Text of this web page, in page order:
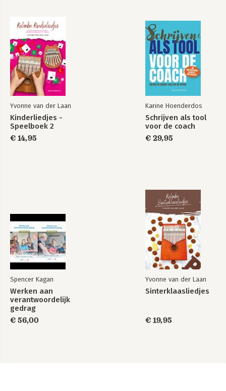
Yvonne van der Laan
Kinderliedjes -
Speelboek 2
€ 14,95
Karine Hoenderdos
Schrijven als tool
voor de coach
€ 29,95
Spencer Kagan
Werken aan
verantwoordelijk
gedrag
€ 56,00
Yvonne van der Laan
Sinterklaasliedjes
€ 19,95